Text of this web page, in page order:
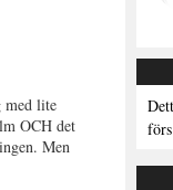
med lite
OCH det
Men